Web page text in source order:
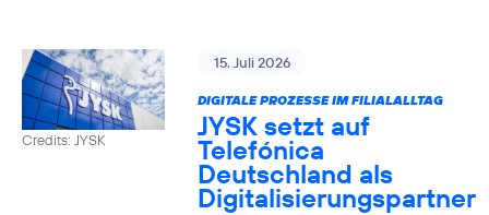
Credits: JYSK
15. Juli 2026
DIGITALE PROZESSE IM FILIALALLTAG
JYSK setzt auf
Telefónica
Deutschland als
Digitalisierungspartner